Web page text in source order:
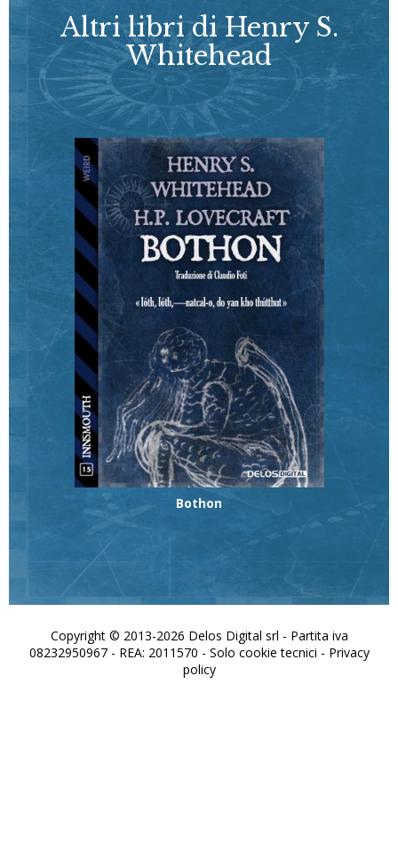
Altri libri di Henry S.
Whitehead
Bothon
Copyright © 2013-2026 Delos Digital srl - Partita iva
08232950967 - REA: 2011570 - Solo cookie tecnici - Privacy
policy